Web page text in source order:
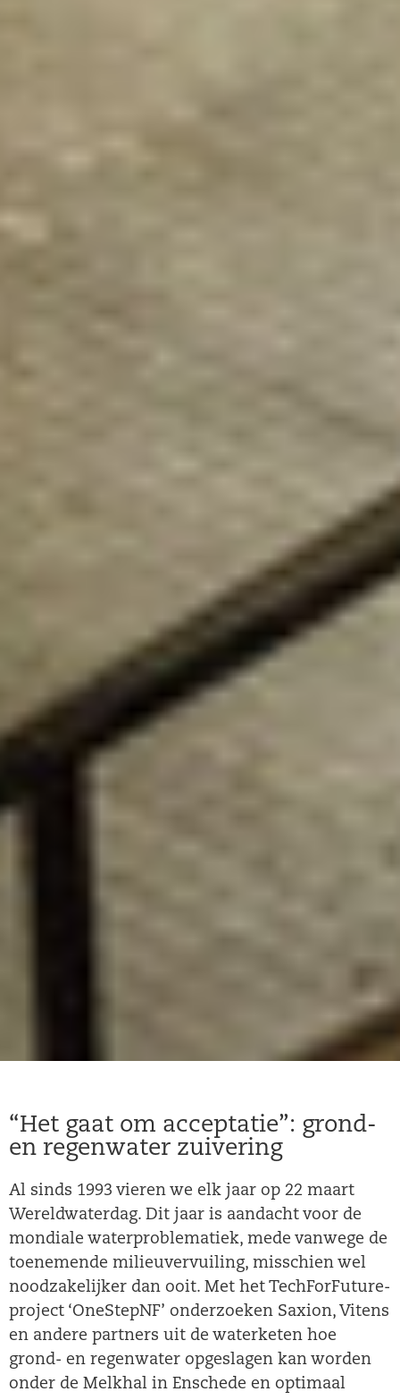
“Het gaat om acceptatie”: grond-
en regenwater zuivering
Al sinds 1993 vieren we elk jaar op 22 maart
Wereldwaterdag. Dit jaar is aandacht voor de
mondiale waterproblematiek, mede vanwege de
toenemende milieuvervuiling, misschien wel
noodzakelijker dan ooit. Met het TechForFuture-
project ‘OneStepNF’ onderzoeken Saxion, Vitens
en andere partners uit de waterketen hoe
grond- en regenwater opgeslagen kan worden
onder de Melkhal in Enschede en optimaal